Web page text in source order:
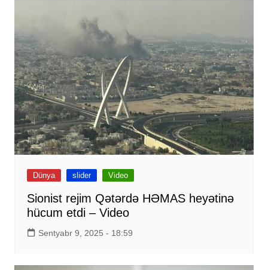
Dünya slider Video
Sionist rejim Qətərdə HƏMAS heyətinə
hücum etdi – Video
Sentyabr 9, 2025 - 18:59